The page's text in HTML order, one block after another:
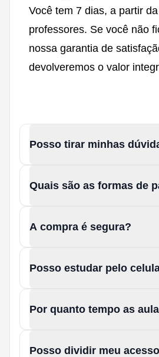
Você tem 7 dias, a partir
professores. Se você não
nossa garantia de
devolveremos o valor
Posso tirar minhas
Quais são as formas de
A compra é segura?
Posso estudar pelo
Por quanto tempo as
Posso dividir meu